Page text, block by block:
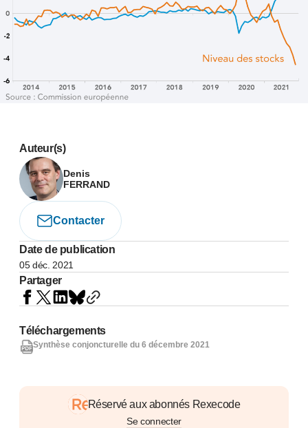
Auteur(s)
Denis
FERRAND
Contacter
Date de publication
05 déc. 2021
Partager
Réservé aux abonnés Rexecode
Se connecter
Téléchargements
Synthèse conjoncturelle du 6 décembre 2021